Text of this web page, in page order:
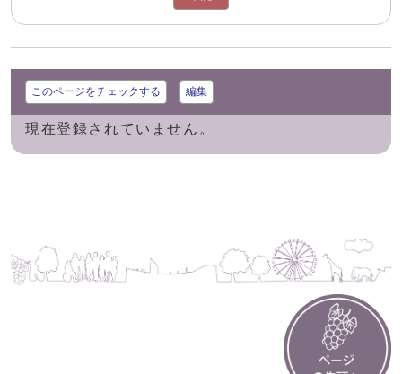
このページをチェックする 編集
現在登録されていません。